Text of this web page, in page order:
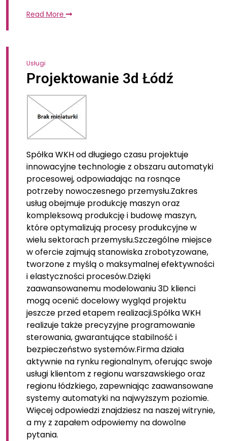
Read More
Usługi
Projektowanie 3d Łódź
Spółka WKH od długiego czasu projektuje
innowacyjne technologie z obszaru automatyki
procesowej, odpowiadając na rosnące
potrzeby nowoczesnego przemysłu.Zakres
usług obejmuje produkcję maszyn oraz
kompleksową produkcję i budowę maszyn,
które optymalizują procesy produkcyjne w
wielu sektorach przemysłu.Szczególne miejsce
w ofercie zajmują stanowiska zrobotyzowane,
tworzone z myślą o maksymalnej efektywności
i elastyczności procesów.Dzięki
zaawansowanemu modelowaniu 3D klienci
mogą ocenić docelowy wygląd projektu
jeszcze przed etapem realizacji.Spółka WKH
realizuje także precyzyjne programowanie
sterowania, gwarantujące stabilność i
bezpieczeństwo systemów.Firma działa
aktywnie na rynku regionalnym, oferując swoje
usługi klientom z regionu warszawskiego oraz
regionu łódzkiego, zapewniając zaawansowane
systemy automatyki na najwyższym poziomie.
Więcej odpowiedzi znajdziesz na naszej witrynie,
a my z zapałem odpowiemy na dowolne
pytania.